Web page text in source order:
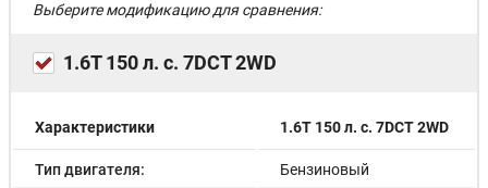
Выберите модификацию для сравнения:
1.6T 150 л. с. 7DCT 2WD
Характеристики 1.6T 150 л. с. 7DCT 2WD
Тип двигателя: Бензиновый